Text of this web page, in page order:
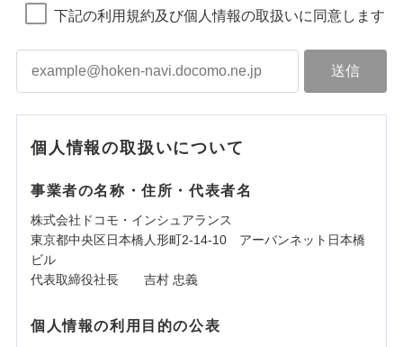
下記の利用規約及び個人情報の取扱いに同意します
個人情報の取扱いについて
事業者の名称・住所・代表者名
株式会社ドコモ・インシュアランス
東京都中央区日本橋人形町2-14-10 アーバンネット日本橋
ビル
代表取締役社長 吉村 忠義
個人情報の利用目的の公表